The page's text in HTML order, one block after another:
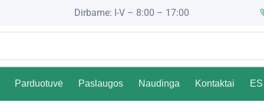
Dirbame: I-V – 8:00 – 17:00
Parduotuvė Paslaugos Naudinga Kontaktai